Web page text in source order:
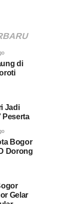
di
Jadi
Peserta
Bogor
Dorong
Gelar